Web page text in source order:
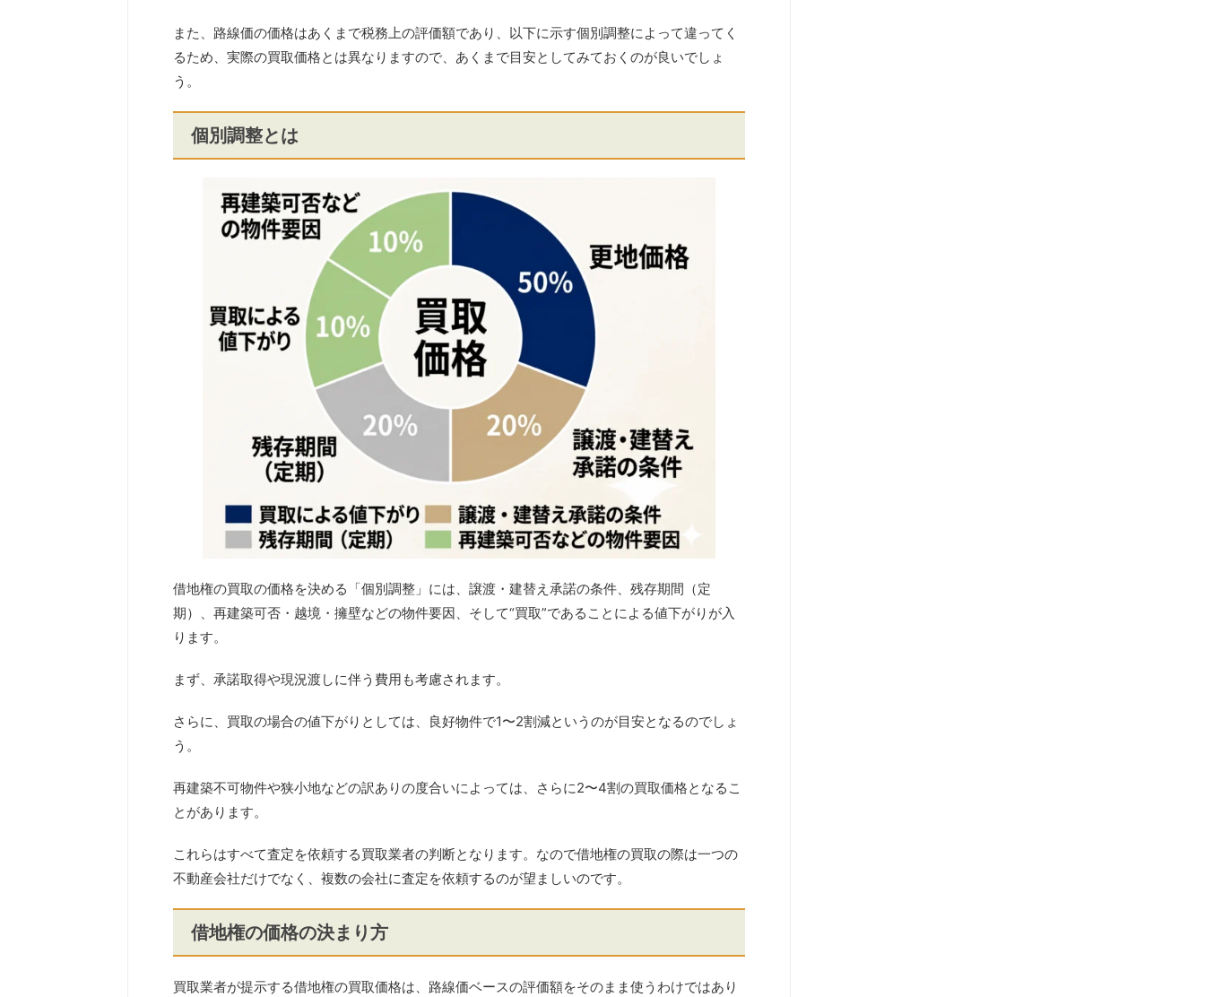
また、路線価の価格はあくまで税務上の評価額であり、以下に示す個別調整によって違ってく
るため、実際の買取価格とは異なりますので、あくまで目安としてみておくのが良いでしょ
う。
個別調整とは
借地権の買取の価格を決める「個別調整」には、譲渡・建替え承諾の条件、残存期間（定
期）、再建築可否・越境・擁壁などの物件要因、そして“買取”であることによる値下がりが入
ります。
まず、承諾取得や現況渡しに伴う費用も考慮されます。
さらに、買取の場合の値下がりとしては、良好物件で1〜2割減というのが目安となるのでしょ
う。
再建築不可物件や狭小地などの訳ありの度合いによっては、さらに2〜4割の買取価格となるこ
とがあります。
これらはすべて査定を依頼する買取業者の判断となります。なので借地権の買取の際は一つの
不動産会社だけでなく、複数の会社に査定を依頼するのが望ましいのです。
借地権の価格の決まり方
買取業者が提示する借地権の買取価格は、路線価ベースの評価額をそのまま使うわけではあり